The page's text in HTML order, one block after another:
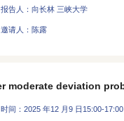
报告人：向长林 三峡大学
邀请人：陈露
时间：2025 年12 月9 日15:00-17:00